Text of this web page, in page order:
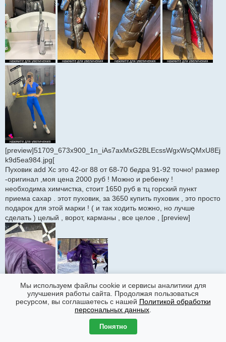
[preview]51709_673x900_1n_iAs7axMxG2BLEcssWgxWsQMxU8Ej
k9d5ea984.jpg[
Пуховик add Xc это 42-ог 88 от 68-70 бедра 91-92 точно! размер
-оригинал ,моя цена 2000 руб ! Можно и ребенку !
необходима химчистка, стоит 1650 руб в тц горский пункт
приема сахар . этот пуховик, за 3650 купить пуховик , это просто
подарок для этой марки ! ( и так ходить можно, но лучше
сделать ) целый , ворот, карманы , все целое , [preview]
остальном идеален , руб без
Мы используем файлы cookie и сервисы аналитики для
улучшения работы сайта. Продолжая пользоваться
ресурсом, вы соглашаетесь с нашей Политикой обработки
персональных данных
Понятно